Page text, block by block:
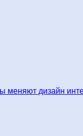
меняют дизайн